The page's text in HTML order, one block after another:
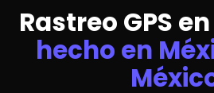
Rastreo GPS
hecho en